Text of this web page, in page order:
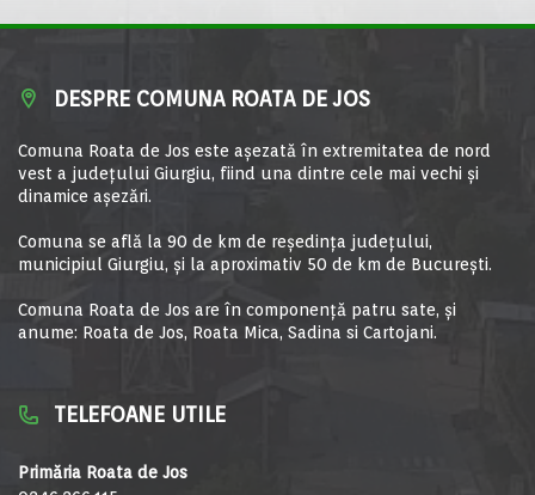
DESPRE COMUNA ROATA DE JOS
Comuna Roata de Jos este aşezată în extremitatea de nord
vest a judeţului Giurgiu, fiind una dintre cele mai vechi şi
dinamice aşezări.
Comuna se află la 90 de km de reşedinţa judeţului,
municipiul Giurgiu, şi la aproximativ 50 de km de Bucureşti.
Comuna Roata de Jos are în componență patru sate, și
anume: Roata de Jos, Roata Mica, Sadina si Cartojani.
TELEFOANE UTILE
Primăria Roata de Jos